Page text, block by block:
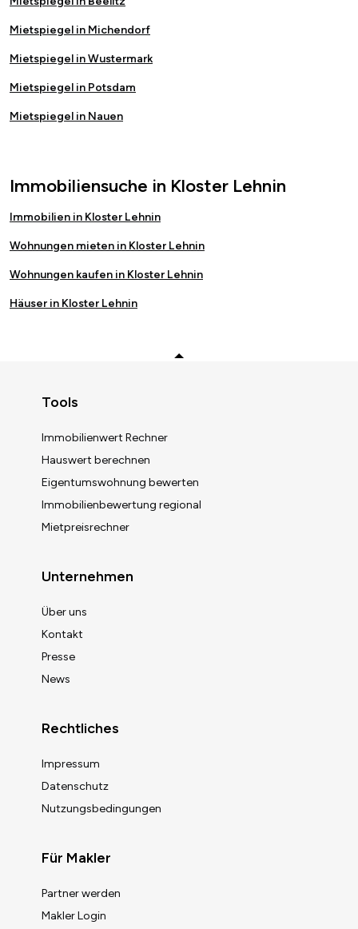
Mietspiegel in Michendorf
Mietspiegel in Wustermark
Mietspiegel in Potsdam
Mietspiegel in Nauen
Immobiliensuche in Kloster Lehnin
Immobilien in Kloster Lehnin
Wohnungen mieten in Kloster Lehnin
Wohnungen kaufen in Kloster Lehnin
Häuser in Kloster Lehnin
Tools
Immobilienwert Rechner
Hauswert berechnen
Eigentumswohnung bewerten
Immobilienbewertung regional
Mietpreisrechner
Unternehmen
Über uns
Kontakt
Presse
News
Rechtliches
Impressum
Datenschutz
Nutzungsbedingungen
Für Makler
Partner werden
Makler Login